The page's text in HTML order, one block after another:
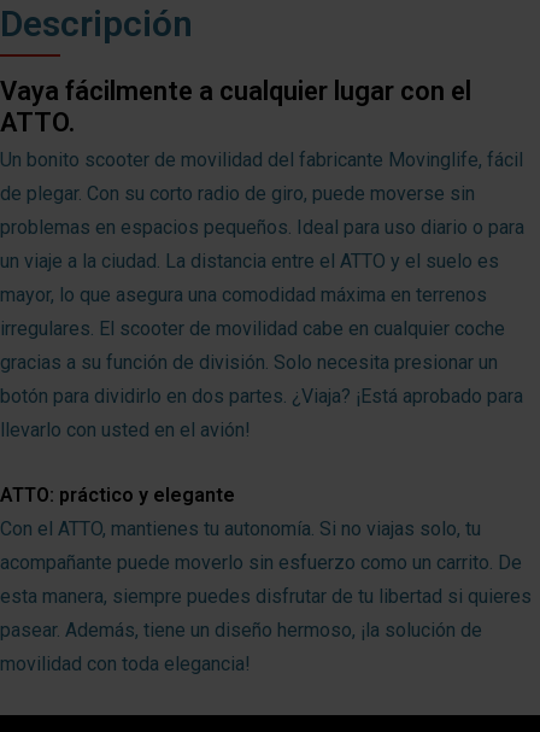
Descripción
Vaya fácilmente a cualquier lugar con el
ATTO.
Un bonito scooter de movilidad del fabricante Movinglife, fácil
de plegar. Con su corto radio de giro, puede moverse sin
problemas en espacios pequeños. Ideal para uso diario o para
un viaje a la ciudad. La distancia entre el ATTO y el suelo es
mayor, lo que asegura una comodidad máxima en terrenos
irregulares. El scooter de movilidad cabe en cualquier coche
gracias a su función de división. Solo necesita presionar un
botón para dividirlo en dos partes. ¿Viaja? ¡Está aprobado para
llevarlo con usted en el avión!
ATTO: práctico y elegante
Con el ATTO, mantienes tu autonomía. Si no viajas solo, tu
acompañante puede moverlo sin esfuerzo como un carrito. De
esta manera, siempre puedes disfrutar de tu libertad si quieres
pasear. Además, tiene un diseño hermoso, ¡la solución de
movilidad con toda elegancia!